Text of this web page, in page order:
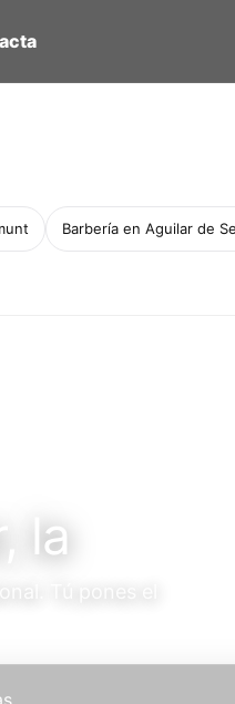
Barbería en Aguilar de
la
Tú pones el